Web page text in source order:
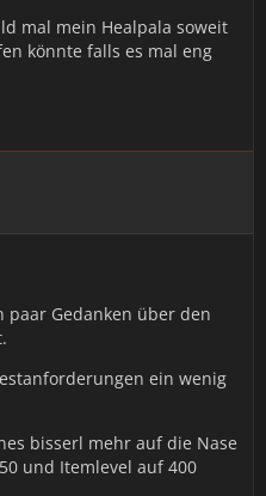
mal mein Healpala soweit
könnte falls es mal eng
paar Gedanken über den
ein wenig
bisserl mehr auf die Nase
und Itemlevel auf 400